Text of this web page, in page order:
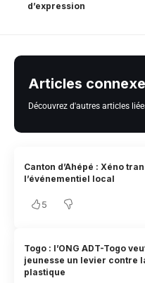
d’expression
Articles
Découvrez d'autres articles
Canton d’Ahépé : Xéno
l’événementiel local
5
Togo : l’ONG ADT-Togo
jeunesse un levier contre
plastique